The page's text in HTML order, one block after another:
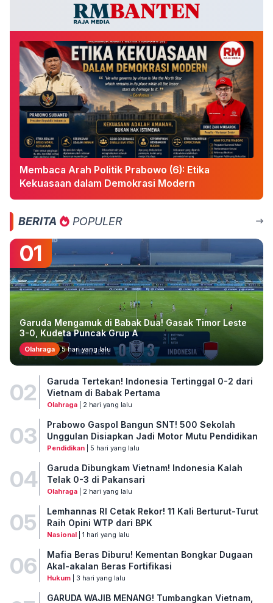
Membaca Arah Politik Prabowo (6): Etika
Kekuasaan dalam Demokrasi Modern
BERITA POPULER
01
Garuda Mengamuk di Babak Dua! Gasak Timor Leste
3-0, Kudeta Puncak Grup A
Olahraga 5 hari yang lalu
02
Garuda Tertekan! Indonesia Tertinggal 0-2 dari
Vietnam di Babak Pertama
Olahraga| 2 hari yang lalu
03
Prabowo Gaspol Bangun SNT! 500 Sekolah
Unggulan Disiapkan Jadi Motor Mutu Pendidikan
Pendidikan| 5 hari yang lalu
04
Garuda Dibungkam Vietnam! Indonesia Kalah
Telak 0-3 di Pakansari
Olahraga| 2 hari yang lalu
05
Lemhannas RI Cetak Rekor! 11 Kali Berturut-Turut
Raih Opini WTP dari BPK
Nasional| 1 hari yang lalu
06
Mafia Beras Diburu! Kementan Bongkar Dugaan
Akal-akalan Beras Fortifikasi
Hukum| 3 hari yang lalu
GARUDA WAJIB MENANG! Tumbangkan Vietnam,